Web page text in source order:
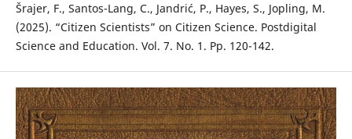
Šrajer, F., Santos-Lang, C., Jandrić, P., Hayes, S., Jopling, M.
(2025). “Citizen Scientists” on Citizen Science. Postdigital
Science and Education. Vol. 7. No. 1. Pp. 120-142.